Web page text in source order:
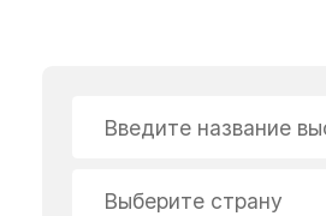
Введите название
Выберите страну